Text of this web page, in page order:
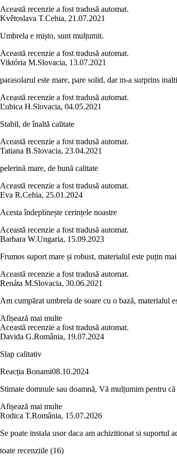
Această recenzie a fost tradusă automat.
Květoslava T.Cehia, 21.07.2021
Umbrela e mișto, sunt mulțumit.
Această recenzie a fost tradusă automat.
Viktória M.Slovacia, 13.07.2021
parasolarul este mare, pare solid, dar m-a surprins
Această recenzie a fost tradusă automat.
Ľubica H.Slovacia, 04.05.2021
Stabil, de înaltă calitate
Această recenzie a fost tradusă automat.
Tatiana B.Slovacia, 23.04.2021
pelerină mare, de bună calitate
Această recenzie a fost tradusă automat.
Eva R.Cehia, 25.01.2024
Acesta îndeplinește cerințele noastre
Această recenzie a fost tradusă automat.
Barbara W.Ungaria, 15.09.2023
Frumos suport mare și robust, materialul este puțin
Această recenzie a fost tradusă automat.
Renáta M.Slovacia, 30.06.2021
Am cumpărat umbrela de soare cu o bază, materialul
Afișează mai multe
Această recenzie a fost tradusă automat.
Davida G.România, 19.07.2024
Slap calitativ
Reacția Bonami08.10.2024
Stimate domnule sau doamnă, Vă mulțumim pentru
Afișează mai multe
Rodica T.România, 15.07.2026
Se poate instala usor daca am achizitionat si suportul
toate recenziile (16)